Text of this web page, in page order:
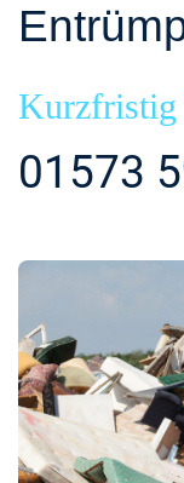
Kurzfristig
01573